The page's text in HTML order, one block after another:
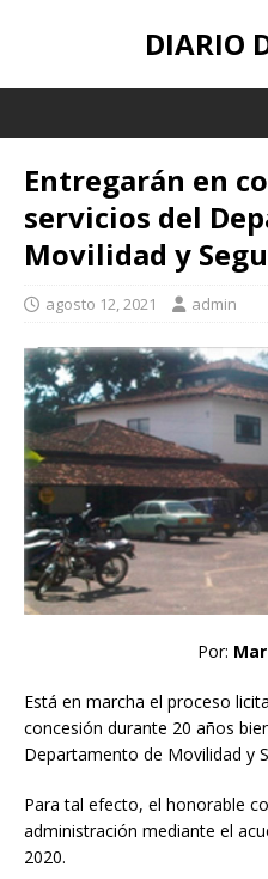
DIARIO
Entregarán en
servicios del
Movilidad y
agosto 12, 2021 admin
Por:
Está en marcha el proceso
concesión durante 20 años
Departamento de Movilidad y
Para tal efecto, el honorable
administración mediante el
2020.